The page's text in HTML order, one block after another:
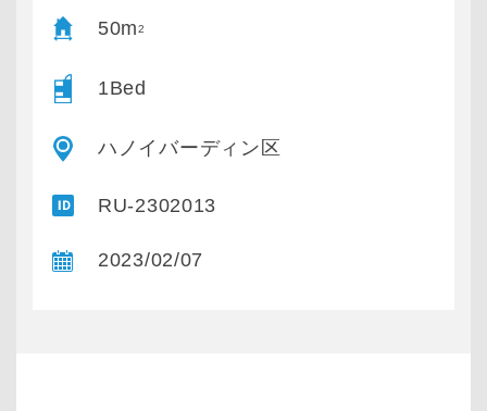
50m2
1Bed
ハノイバーディン区
RU-2302013
2023/02/07